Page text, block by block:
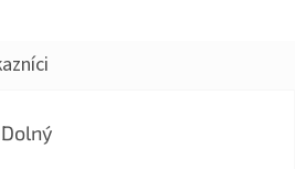
obchodu je 5 z 5 hvězdiček.